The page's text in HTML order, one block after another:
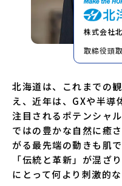
株式会社
取締役頭取
北海道は、これまでの
え、近年は、GXや半導
注目されるポテンシャ
ではの豊かな自然に癒
がる最先端の動きも肌
「伝統と革新」が混ざ
にとって何より刺激的